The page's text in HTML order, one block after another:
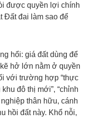
được quyền lợi chính
Đất đai làm sao để
hổi: giá đất dùng để
hở lớn nằm ở quyền
với trường hợp “thực
đô thị mới”, “chỉnh
thân hữu, cánh
hồi đất này. Khổ nỗi,